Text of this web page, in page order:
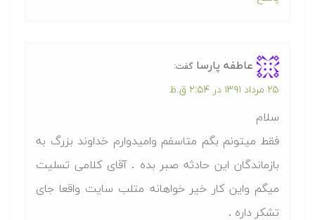
عاطفه پارسا گفت:
۲۵ مرداد ۱۳۹۱ در ۲:۵۴ ق.ظ
سلام
فقط میتونم بگم متاسفم وامیدوارم خداوند بزرگ به
بازماندگان این حادثه صبر بده . آقای کلامی تسلیت
میگم واین کار خیر خواهانه متلب سایت واقعا جای
تشکر داره .